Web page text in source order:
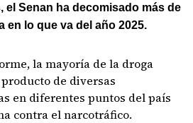
el Senan ha decomisado más de
en lo que va del año 2025.
la mayoría de la droga
de diversas
en diferentes puntos del país
contra el narcotráfico.